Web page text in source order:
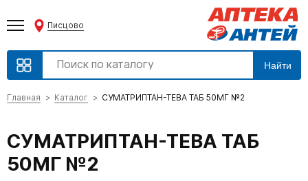
Писцово
Найти
Главная Каталог СУМАТРИПТАН-ТЕВА ТАБ 50МГ №2
СУМАТРИПТАН-ТЕВА ТАБ
50МГ №2